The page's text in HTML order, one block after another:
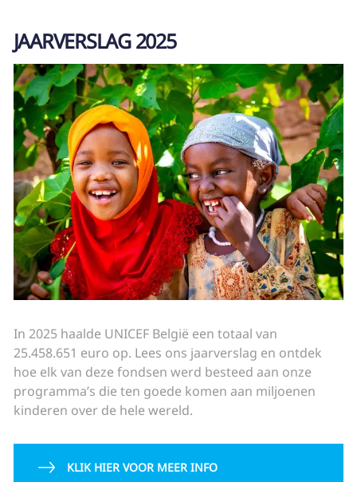
JAARVERSLAG 2025
In 2025 haalde UNICEF België een totaal van
25.458.651 euro op. Lees ons jaarverslag en ontdek
hoe elk van deze fondsen werd besteed aan onze
programma’s die ten goede komen aan miljoenen
kinderen over de hele wereld.
KLIK HIER VOOR MEER INFO